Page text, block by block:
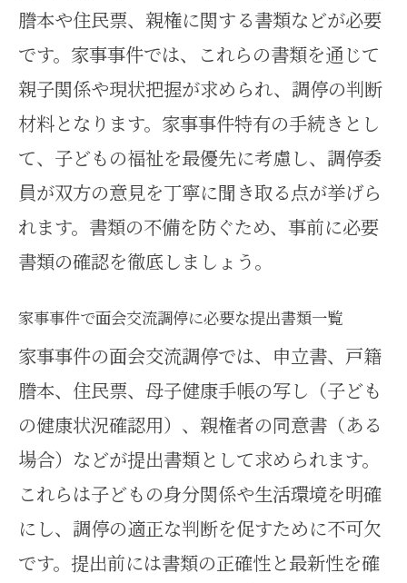
謄本や住民票、親権に関する書類などが必要
です。家事事件では、これらの書類を通じて
親子関係や現状把握が求められ、調停の判断
材料となります。家事事件特有の手続きとし
て、子どもの福祉を最優先に考慮し、調停委
員が双方の意見を丁寧に聞き取る点が挙げら
れます。書類の不備を防ぐため、事前に必要
書類の確認を徹底しましょう。
家事事件で面会交流調停に必要な提出書類一覧
家事事件の面会交流調停では、申立書、戸籍
謄本、住民票、母子健康手帳の写し（子ども
の健康状況確認用）、親権者の同意書（ある
場合）などが提出書類として求められます。
これらは子どもの身分関係や生活環境を明確
にし、調停の適正な判断を促すために不可欠
です。提出前には書類の正確性と最新性を確